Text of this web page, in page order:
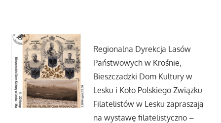
Regionalna Dyrekcja Lasów
Państwowych w Krośnie,
Bieszczadzki Dom Kultury w
Lesku i Koło Polskiego Związku
Filatelistów w Lesku zapraszają
na wystawę filatelistyczno –